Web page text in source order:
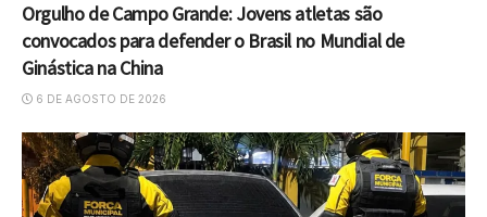
Orgulho de Campo Grande: Jovens atletas são
convocados para defender o Brasil no Mundial de
Ginástica na China
6 DE AGOSTO DE 2026